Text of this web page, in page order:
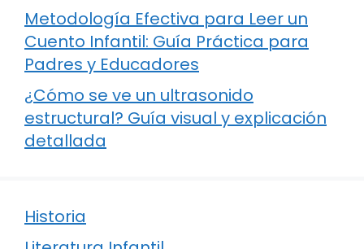
Metodología Efectiva para Leer un
Cuento Infantil: Guía Práctica para
Padres y Educadores
¿Cómo se ve un ultrasonido
estructural? Guía visual y explicación
detallada
Historia